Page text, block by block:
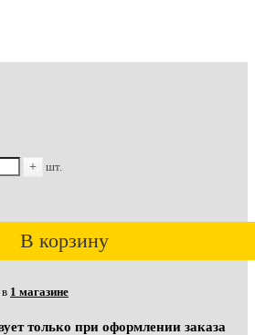
+ шт.
В корзину
1 магазине
только при оформлении заказа